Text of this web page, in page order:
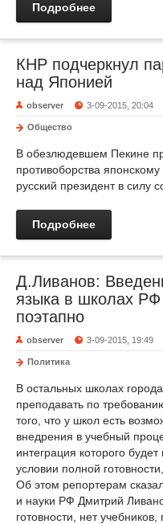
Подробнее
КНР подчеркнул
над Японией
observer 3-09-2015, 20:04
Общество
В обезлюдевшем Пекине
противоборства
русский президент в силу
Подробнее
Д.Ливанов:
языка в школах РФ
поэтапно
observer 3-09-2015, 19:49
Политика
В остальных школах
преподавать по
того, что у школ есть
внедрения в учебный
интеграция которого
условии полной
Об этом репортерам
и науки РФ Дмитрий
готовности, нет